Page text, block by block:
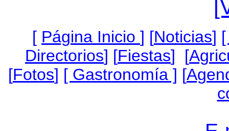
[ Página Inicio ] [Noticias]
Directorios] [Fiestas] [
[Fotos] [ Gastronomía ] [